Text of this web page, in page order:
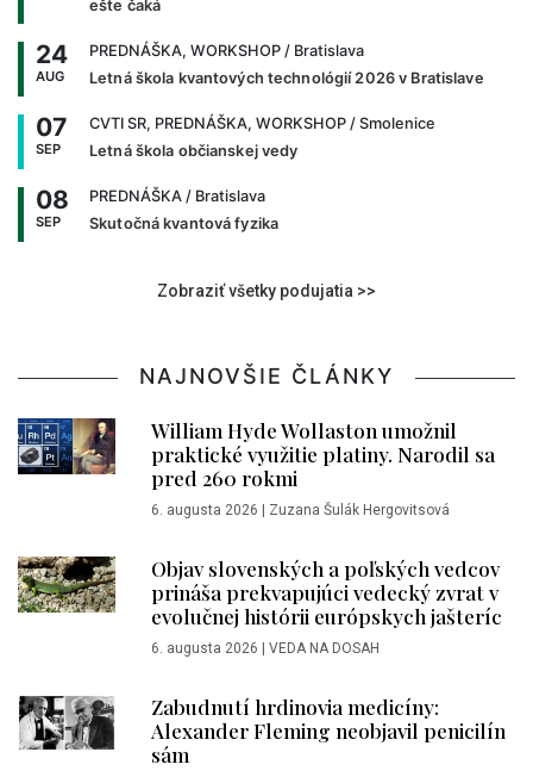
ešte čaká
24
AUG
PREDNÁŠKA, WORKSHOP / Bratislava
Letná škola kvantových technológií 2026 v Bratislave
07
SEP
CVTI SR, PREDNÁŠKA, WORKSHOP / Smolenice
Letná škola občianskej vedy
08
SEP
PREDNÁŠKA / Bratislava
Skutočná kvantová fyzika
Zobraziť všetky podujatia >>
NAJNOVŠIE ČLÁNKY
William Hyde Wollaston umožnil
praktické využitie platiny. Narodil sa
pred 260 rokmi
6. augusta 2026 Zuzana Šulák Hergovitsová
Objav slovenských a poľských vedcov
prináša prekvapujúci vedecký zvrat v
evolučnej histórii európskych jašteríc
6. augusta 2026 VEDA NA DOSAH
Zabudnutí hrdinovia medicíny:
Alexander Fleming neobjavil penicilín
sám